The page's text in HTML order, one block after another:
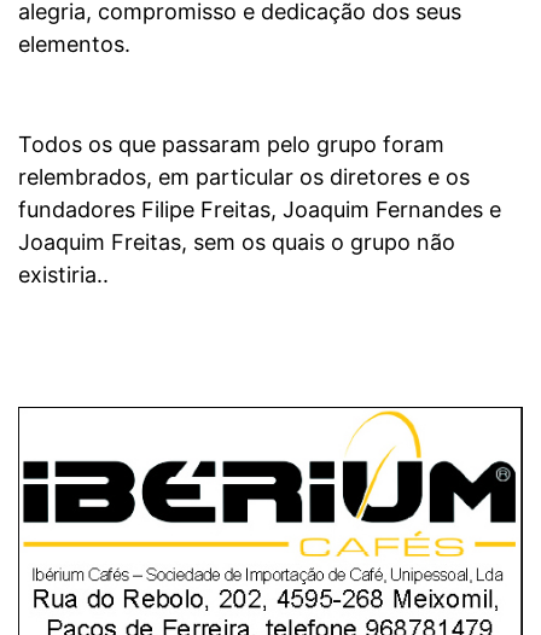
alegria, compromisso e dedicação dos seus
elementos.
Todos os que passaram pelo grupo foram
relembrados, em particular os diretores e os
fundadores Filipe Freitas, Joaquim Fernandes e
Joaquim Freitas, sem os quais o grupo não
existiria..